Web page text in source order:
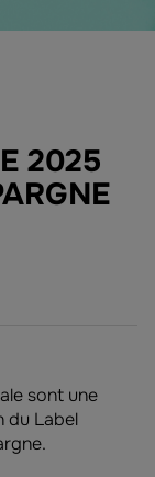
2025
sont une
du Label